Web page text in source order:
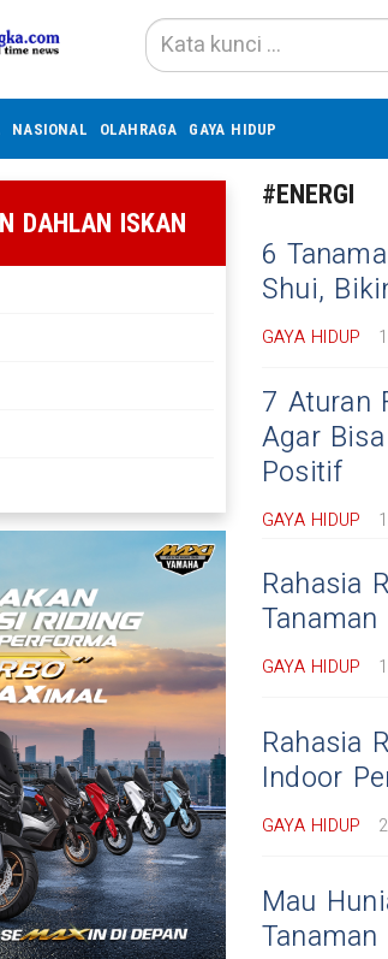
NASIONAL OLAHRAGA GAYA HIDUP
DAHLAN ISKAN
#ENERGI
6
Shui,
GAYA HIDUP
7 Aturan
Agar
Positif
GAYA HIDUP
Rahasia
GAYA HIDUP
Rahasia
Indoor
GAYA HIDUP
Mau